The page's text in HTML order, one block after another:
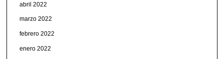
abril 2022
marzo 2022
febrero 2022
enero 2022